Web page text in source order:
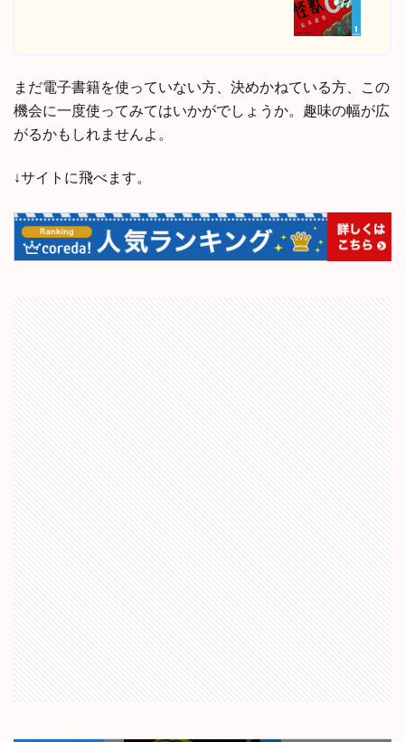
まだ電子書籍を使っていない方、決めかねている方、この
機会に一度使ってみてはいかがでしょうか。趣味の幅が広
がるかもしれませんよ。
↓サイトに飛べます。